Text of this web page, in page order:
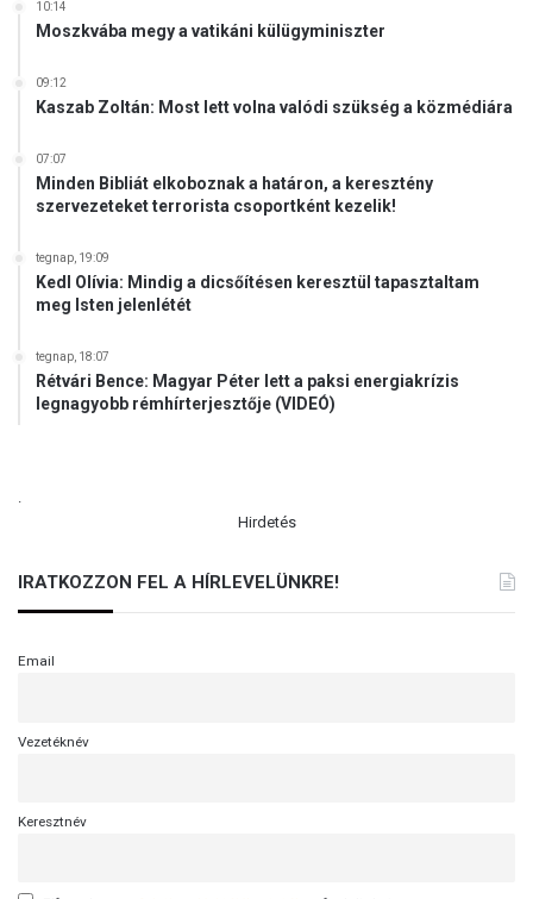
10:14
Moszkvába megy a vatikáni külügyminiszter
09:12
Kaszab Zoltán: Most lett volna valódi szükség a közmédiára
07:07
Minden Bibliát elkoboznak a határon, a keresztény
szervezeteket terrorista csoportként kezelik!
tegnap, 19:09
Kedl Olívia: Mindig a dicsőítésen keresztül tapasztaltam
meg Isten jelenlétét
tegnap, 18:07
Rétvári Bence: Magyar Péter lett a paksi energiakrízis
legnagyobb rémhírterjesztője (VIDEÓ)
.
Hirdetés
IRATKOZZON FEL A HÍRLEVELÜNKRE!
Email
Vezetéknév
Keresztnév